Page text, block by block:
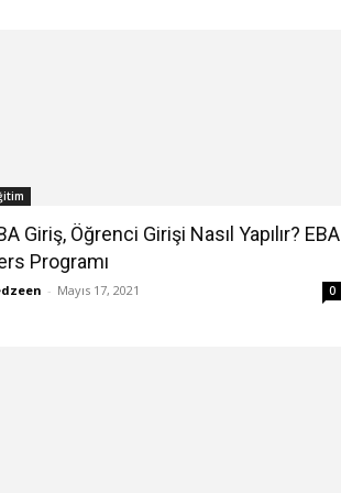
Giriş, Öğrenci Girişi Nasıl Yapılır? EBA
Programı
- Mayıs 17, 2021 0